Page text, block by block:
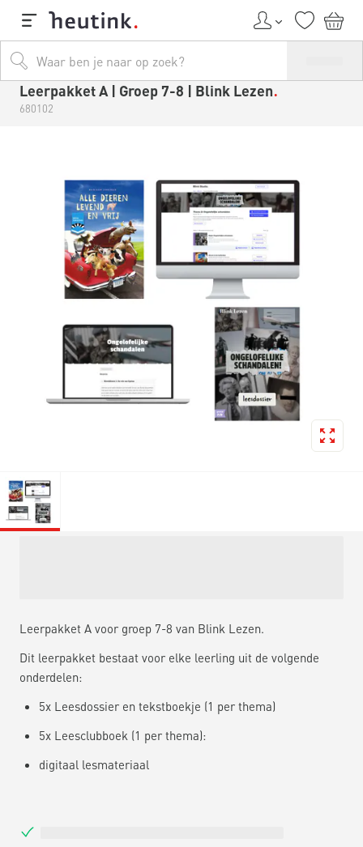
Leerpakket A | Groep 7-8 | Blink Lezen
680102
Leerpakket A voor groep 7-8 van Blink Lezen.
Dit leerpakket bestaat voor elke leerling uit de volgende
onderdelen:
5x Leesdossier en tekstboekje (1 per thema)
5x Leesclubboek (1 per thema):
digitaal lesmateriaal